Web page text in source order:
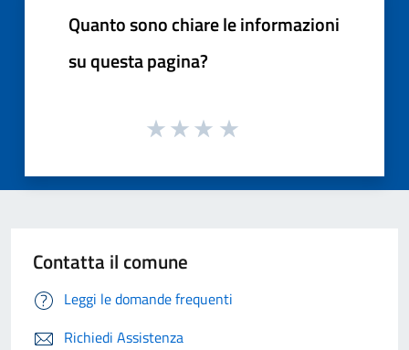
Quanto sono chiare le informazioni
su questa pagina?
Contatta il comune
Leggi le domande frequenti
Richiedi Assistenza